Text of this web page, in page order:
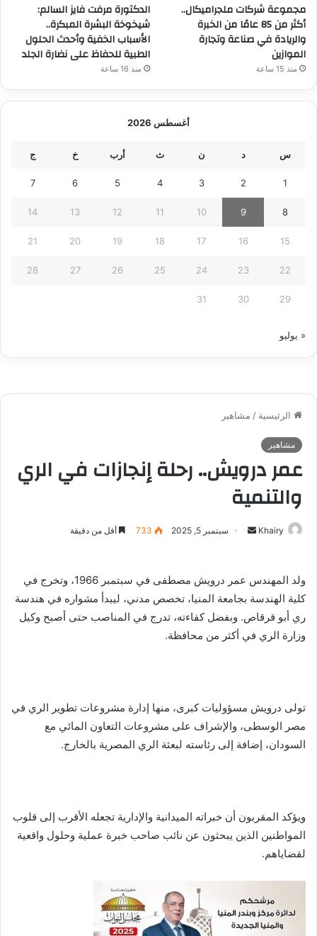
مجموعة شركات ملجراميكال..
أكثر من 85 عامًا من الخبرة
والريادة في صناعة وتجارة
الموازين
منذ 15 ساعة
الدكتورة مرفت فايز السالم:
شيخوخة البشرة المبكرة..
الأسباب الخفية وأحدث الحلول
الطبية للحفاظ على نضارة الجلد
منذ 16 ساعة
أغسطس 2026
س د ن ث أرب خ ج
1
2
3
4
5
6
7
8
9
10
11
12
13
14
15
16
17
18
19
20
21
22
23
24
25
26
27
28
29
30
31
« يوليو